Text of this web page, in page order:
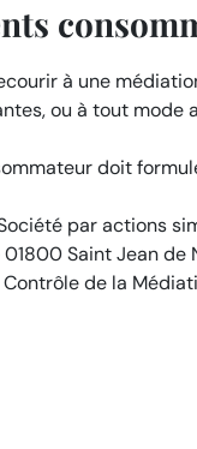
à une
ou à tout
doit
par actions
Saint Jean de
de la